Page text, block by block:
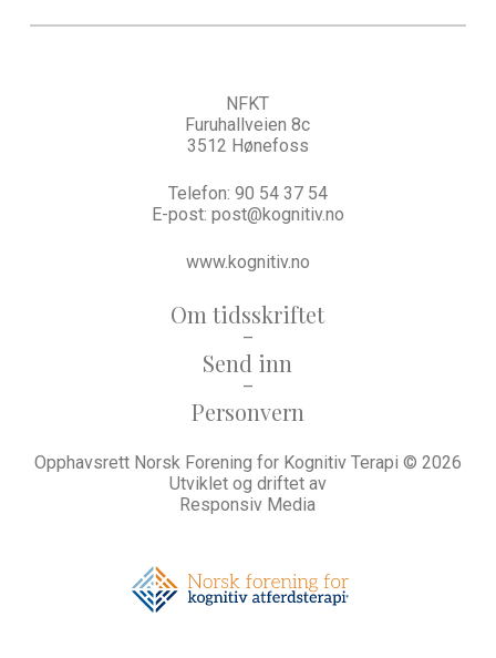
Om tidsskriftet
–
Send inn
–
Personvern
Opphavsrett Norsk Forening for Kognitiv Terapi © 2026
Utviklet og driftet av
Responsiv Media
NFKT
Furuhallveien 8c
3512 Hønefoss
Telefon: 90 54 37 54
E-post: post@kognitiv.no
www.kognitiv.no